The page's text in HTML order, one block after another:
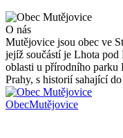
O nás
Mutějovice jsou obec ve
jejíž součástí je Lhota
oblasti u přírodního parku
Prahy, s historií sahající
ObecMutějovice